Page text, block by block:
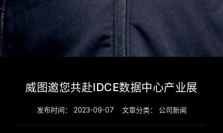
威图邀您共赴IDCE数据中心产业展
发布时间： 2023-09-07 文章分类： 公司新闻